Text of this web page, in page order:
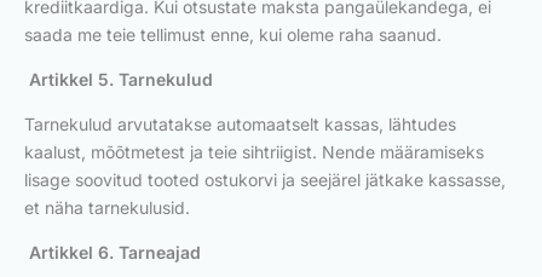
krediitkaardiga. Kui otsustate maksta pangaülekandega, ei
saada me teie tellimust enne, kui oleme raha saanud.
Artikkel 5. Tarnekulud
Tarnekulud arvutatakse automaatselt kassas, lähtudes
kaalust, mõõtmetest ja teie sihtriigist. Nende määramiseks
lisage soovitud tooted ostukorvi ja seejärel jätkake kassasse,
et näha tarnekulusid.
Artikkel 6. Tarneajad